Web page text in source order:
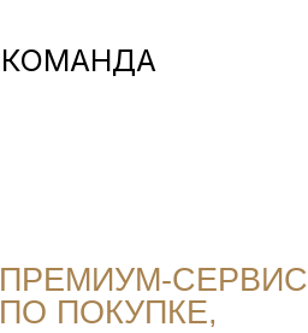
КОМАНДА
ПРЕМИУМ-СЕРВИС
ПО ПОКУПКЕ,